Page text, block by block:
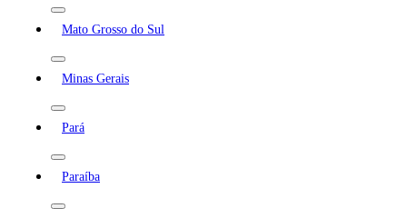
Mato Grosso do Sul
Minas Gerais
Pará
Paraíba